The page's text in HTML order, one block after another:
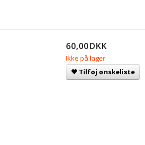
60,00DKK
Ikke på lager
Tilføj ønskeliste